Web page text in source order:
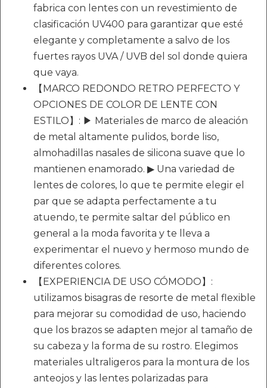
fabrica con lentes con un revestimiento de
clasificación UV400 para garantizar que esté
elegante y completamente a salvo de los
fuertes rayos UVA / UVB del sol donde quiera
que vaya.
【MARCO REDONDO RETRO PERFECTO Y
OPCIONES DE COLOR DE LENTE CON
ESTILO】: ▶ Materiales de marco de aleación
de metal altamente pulidos, borde liso,
almohadillas nasales de silicona suave que lo
mantienen enamorado. ▶ Una variedad de
lentes de colores, lo que te permite elegir el
par que se adapta perfectamente a tu
atuendo, te permite saltar del público en
general a la moda favorita y te lleva a
experimentar el nuevo y hermoso mundo de
diferentes colores.
【EXPERIENCIA DE USO CÓMODO】:
utilizamos bisagras de resorte de metal flexible
para mejorar su comodidad de uso, haciendo
que los brazos se adapten mejor al tamaño de
su cabeza y la forma de su rostro. Elegimos
materiales ultraligeros para la montura de los
anteojos y las lentes polarizadas para